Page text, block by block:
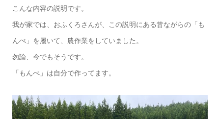
こんな内容の説明です。
我が家では、おふくろさんが、この説明にある昔ながらの「も
んぺ」を履いて、農作業をしていました。
勿論、今でもそうです。
「もんぺ」は自分で作ってます。